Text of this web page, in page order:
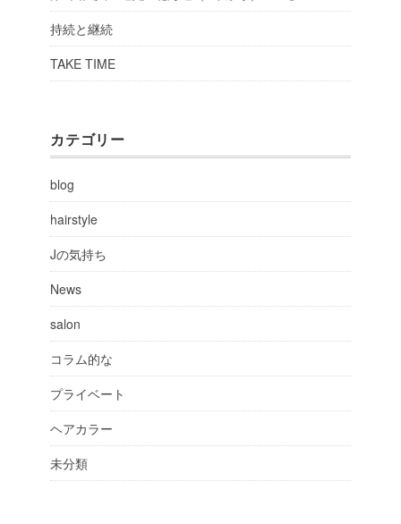
持続と継続
TAKE TIME
カテゴリー
blog
hairstyle
Jの気持ち
News
salon
コラム的な
プライベート
ヘアカラー
未分類